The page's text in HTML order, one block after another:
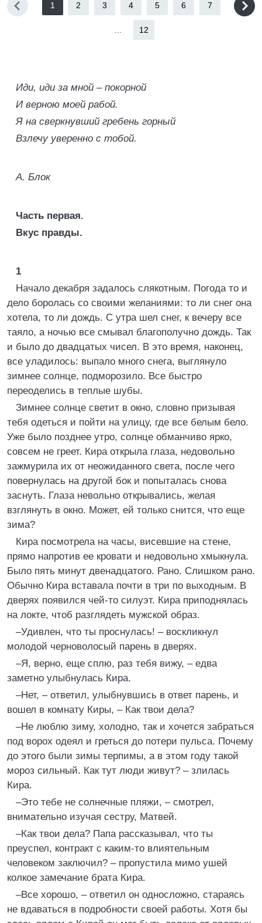
1 2 3 4 5 6 7
12
Иди, иди за мной – покорной
И верною моей рабой.
Я на сверкнувший гребень горный
Взлечу уверенно с тобой.
А. Блок
Часть первая.
Вкус правды.
1
Начало декабря задалось слякотным. Погода то и
дело боролась со своими желаниями: то ли снег она
хотела, то ли дождь. С утра шел снег, к вечеру все
таяло, а ночью все смывал благополучно дождь. Так
и было до двадцатых чисел. В это время, наконец,
все уладилось: выпало много снега, выглянуло
зимнее солнце, подморозило. Все быстро
переоделись в теплые шубы.
Зимнее солнце светит в окно, словно призывая
тебя одеться и пойти на улицу, где все белым бело.
Уже было позднее утро, солнце обманчиво ярко,
совсем не греет. Кира открыла глаза, недовольно
зажмурила их от неожиданного света, после чего
повернулась на другой бок и попыталась снова
заснуть. Глаза невольно открывались, желая
взглянуть в окно. Может, ей только снится, что еще
зима?
Кира посмотрела на часы, висевшие на стене,
прямо напротив ее кровати и недовольно хмыкнула.
Было пять минут двенадцатого. Рано. Слишком рано.
Обычно Кира вставала почти в три по выходным. В
дверях появился чей-то силуэт. Кира приподнялась
на локте, чтоб разглядеть мужской образ.
–Удивлен, что ты проснулась! – воскликнул
молодой черноволосый парень в дверях.
–Я, верно, еще сплю, раз тебя вижу, – едва
заметно улыбнулась Кира.
–Нет, – ответил, улыбнувшись в ответ парень, и
вошел в комнату Киры, – Как твои дела?
–Не люблю зиму, холодно, так и хочется забраться
под ворох одеял и греться до потери пульса. Почему
до этого были зимы терпимы, а в этом году такой
мороз сильный. Как тут люди живут? – злилась
Кира.
–Это тебе не солнечные пляжи, – смотрел,
внимательно изучая сестру, Матвей.
–Как твои дела? Папа рассказывал, что ты
преуспел, контракт с каким-то влиятельным
человеком заключил? – пропустила мимо ушей
колкое замечание брата Кира.
–Все хорошо, – ответил он односложно, стараясь
не вдаваться в подробности своей работы. Хотя бы